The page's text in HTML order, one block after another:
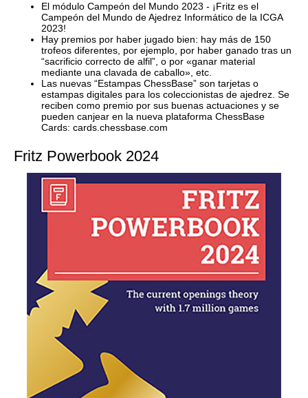
El módulo Campeón del Mundo 2023 - ¡Fritz es el
Campeón del Mundo de Ajedrez Informático de la ICGA
2023!
Hay premios por haber jugado bien: hay más de 150
trofeos diferentes, por ejemplo, por haber ganado tras un
“sacrificio correcto de alfil”, o por «ganar material
mediante una clavada de caballo», etc.
Las nuevas “Estampas ChessBase” son tarjetas o
estampas digitales para los coleccionistas de ajedrez. Se
reciben como premio por sus buenas actuaciones y se
pueden canjear en la nueva plataforma ChessBase
Cards: cards.chessbase.com
Fritz Powerbook 2024